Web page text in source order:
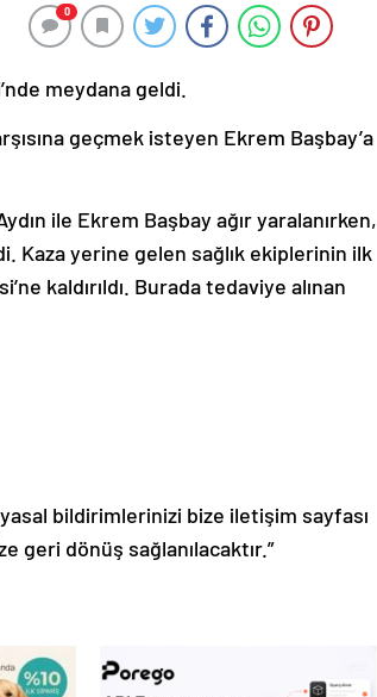
0
meydana geldi.
geçmek isteyen Ekrem Başbay’a
ile Ekrem Başbay ağır yaralanırken,
Kaza yerine gelen sağlık ekiplerinin ilk
kaldırıldı. Burada tedaviye alınan
bildirimlerinizi bize iletişim sayfası
geri dönüş sağlanılacaktır.”